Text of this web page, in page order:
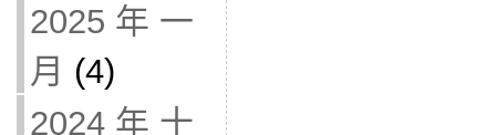
2025 年 一
月 (4)
2024 年 十